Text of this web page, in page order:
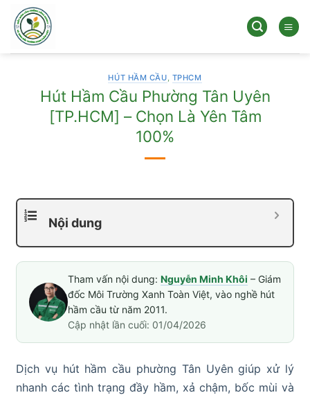
qua
dung
HÚT HẦM CẦU, TPHCM
Hút Hầm Cầu Phường Tân Uyên
[TP.HCM] – Chọn Là Yên Tâm
100%
Nội dung
Tham vấn nội dung: Nguyễn Minh Khôi – Giám
đốc Môi Trường Xanh Toàn Việt, vào nghề hút
hầm cầu từ năm 2011.
Cập nhật lần cuối: 01/04/2026
Dịch vụ hút hầm cầu phường Tân Uyên giúp xử lý
nhanh các tình trạng đầy hầm, xả chậm, bốc mùi và